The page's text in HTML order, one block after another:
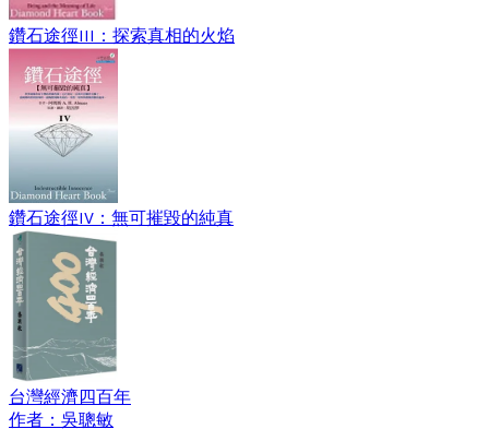
鑽石途徑III：探索真相的火焰
鑽石途徑IV：無可摧毀的純真
台灣經濟四百年
作者：吳聰敏